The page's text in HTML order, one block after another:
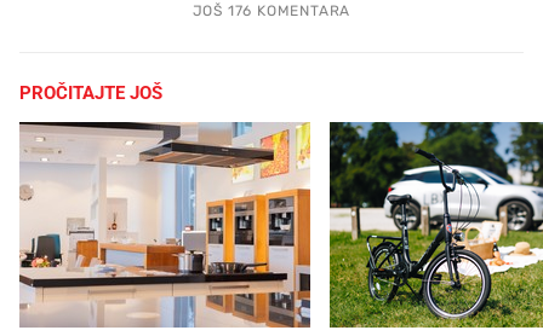
JOŠ 176 KOMENTARA
PROČITAJTE JOŠ